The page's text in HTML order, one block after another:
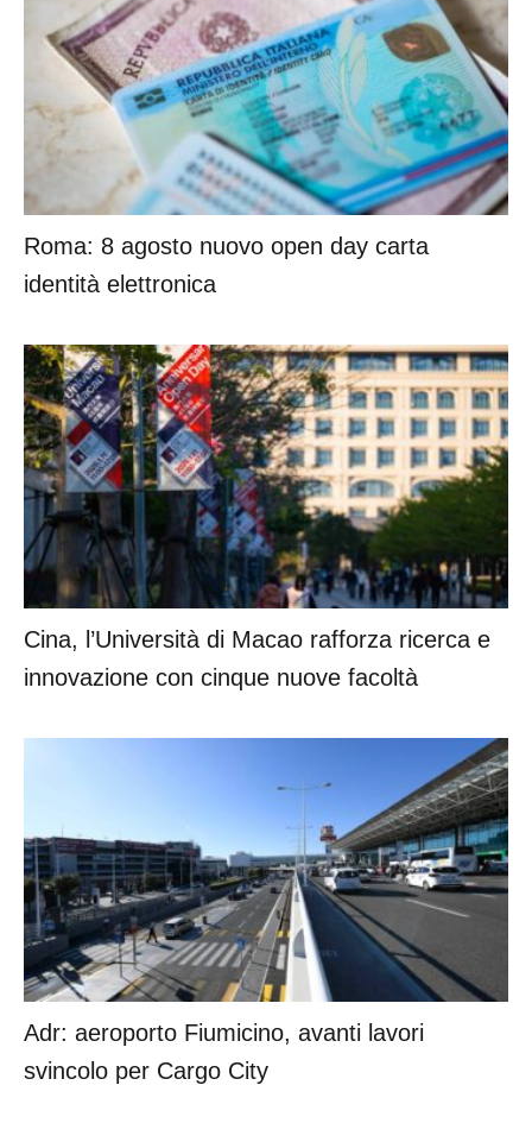
Roma: 8 agosto nuovo open day carta
identità elettronica
Cina, l’Università di Macao rafforza ricerca e
innovazione con cinque nuove facoltà
Adr: aeroporto Fiumicino, avanti lavori
svincolo per Cargo City